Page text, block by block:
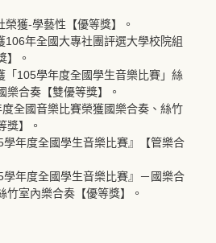
榮獲-學藝性【優等獎】。
106年全國大專社團評選大學校院組
】。
「105學年度全國學生音樂比賽」絲
樂合奏【雙優等獎】。
全國音樂比賽榮獲國樂合奏、絲竹
獎】。
年度全國學生音樂比賽』【管樂合
學年度全國學生音樂比賽』－國樂合
竹室內樂合奏【優等獎】。